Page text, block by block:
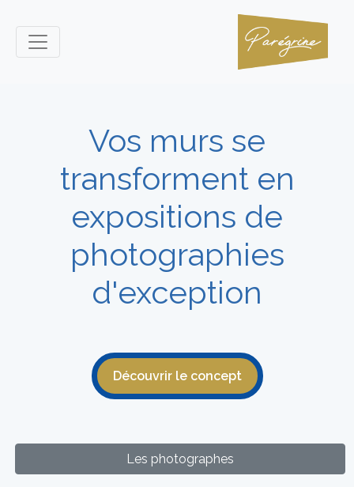
Vos murs se
transforment en
expositions de
photographies
d'exception
Découvrir le concept
Les photographes